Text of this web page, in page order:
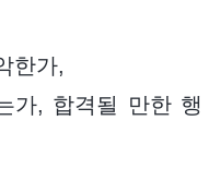
한가,
가, 합격될 만한 행